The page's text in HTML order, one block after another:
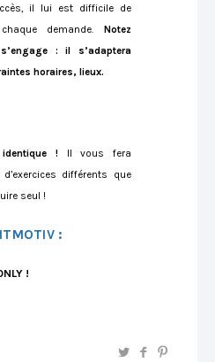
il lui est difficile de
demande. Notez
: il s’adaptera
horaires, lieux.
! Il vous fera
différents que
seul !
:
!